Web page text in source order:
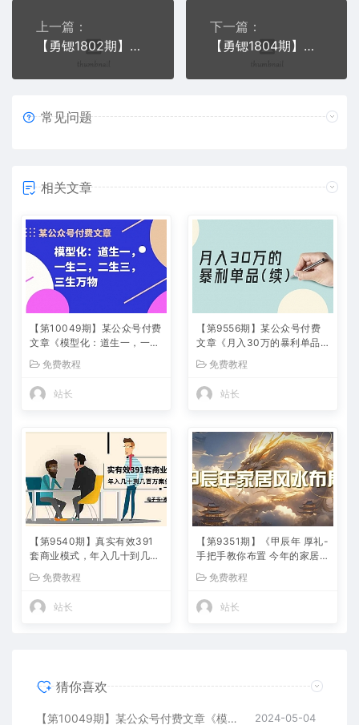
上一篇：
【勇锶1802期】三分钟手把手教你自媒体创业,0基础也可以赚钱
下一篇：
【勇锶1804期】一天赚1666美金的方法，通过YouTube
常见问题
相关文章
【第10049期】某公众号付费
文章《模型化：道生一，一生
二，二生三，三生万物！》
免费教程
站长
【第9556期】某公众号付费
文章《月入30万的暴利单品
(续)》客单价三四千，非常暴
利
免费教程
站长
【第9540期】真实有效391
套商业模式，年入几十到几百
+图文）
免费教程
站长
【第9351期】《甲辰年 厚礼-
手把手教你布置 今年的家居风
免费教程
站长
猜你喜欢
【第10049期】某公众号付费文章《模型化：道生一，一生二，二生三，三生万物！》 2024-05-04